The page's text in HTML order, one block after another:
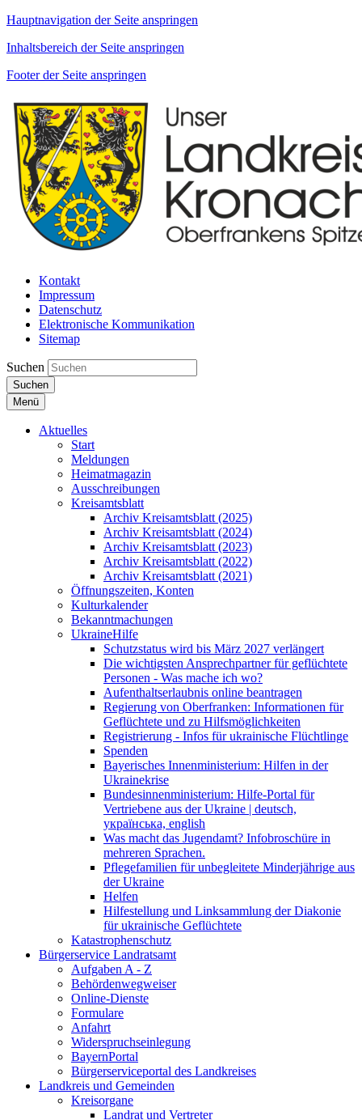
Hauptnavigation der Seite anspringen
Inhaltsbereich der Seite anspringen
Footer der Seite anspringen
Kontakt
Impressum
Datenschutz
Elektronische Kommunikation
Sitemap
Suchen
Suchen
Menü
Aktuelles
Start
Meldungen
Heimatmagazin
Ausschreibungen
Kreisamtsblatt
Archiv Kreisamtsblatt (2025)
Archiv Kreisamtsblatt (2024)
Archiv Kreisamtsblatt (2023)
Archiv Kreisamtsblatt (2022)
Archiv Kreisamtsblatt (2021)
Öffnungszeiten, Konten
Kulturkalender
Bekanntmachungen
UkraineHilfe
Schutzstatus wird bis März 2027 verlängert
Die wichtigsten Ansprechpartner für geflüchtete
Personen - Was mache ich wo?
Aufenthaltserlaubnis online beantragen
Regierung von Oberfranken: Informationen für
Geflüchtete und zu Hilfsmöglichkeiten
Registrierung - Infos für ukrainische Flüchtlinge
Spenden
Bayerisches Innenministerium: Hilfen in der
Ukrainekrise
Bundesinnenministerium: Hilfe-Portal für
Vertriebene aus der Ukraine | deutsch,
українська, english
Was macht das Jugendamt? Infobroschüre in
mehreren Sprachen.
Pflegefamilien für unbegleitete Minderjährige aus
der Ukraine
Helfen
Hilfestellung und Linksammlung der Diakonie
für ukrainische Geflüchtete
Katastrophenschutz
Bürgerservice Landratsamt
Aufgaben A - Z
Behördenwegweiser
Online-Dienste
Formulare
Anfahrt
Widerspruchseinlegung
BayernPortal
Bürgerserviceportal des Landkreises
Landkreis und Gemeinden
Kreisorgane
Landrat und Vertreter